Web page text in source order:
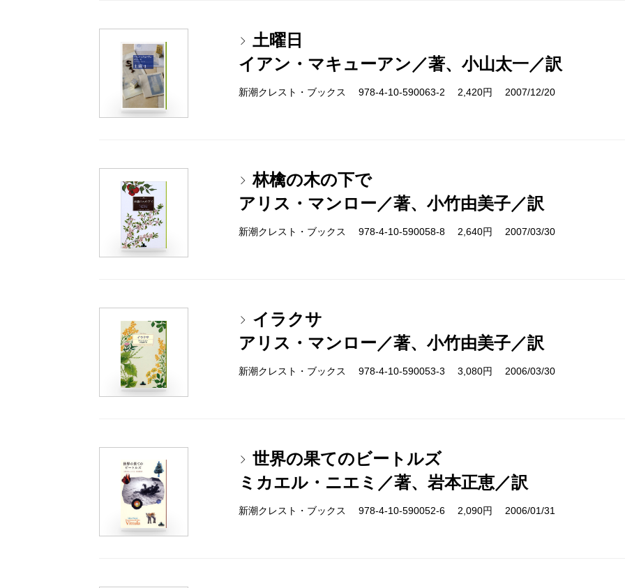
えてきました。そして最終的に、本文用紙にはフィン
つづいてカバーデザイン。いくら作品内容に自信が
れば話は始まりません。シリーズではあるものの、一
〈クレスト・ブックス〉は、小説はもちろん、『パリ
ノンフィクション作品も含まれる、きわめてゆるやか
ん。
さらに、日本では初紹介の作家であること、あるい
土曜日
イアン・マキューアン／著、小山太一／訳
新潮クレスト・ブックス 978-4-10-590063-2 2,420円 2007/12/20
林檎の木の下で
アリス・マンロー／著、小竹由美子／訳
新潮クレスト・ブックス 978-4-10-590058-8 2,640円 2007/03/30
イラクサ
アリス・マンロー／著、小竹由美子／訳
新潮クレスト・ブックス 978-4-10-590053-3 3,080円 2006/03/30
世界の果てのビートルズ
ミカエル・ニエミ／著、岩本正恵／訳
新潮クレスト・ブックス 978-4-10-590052-6 2,090円 2006/01/31